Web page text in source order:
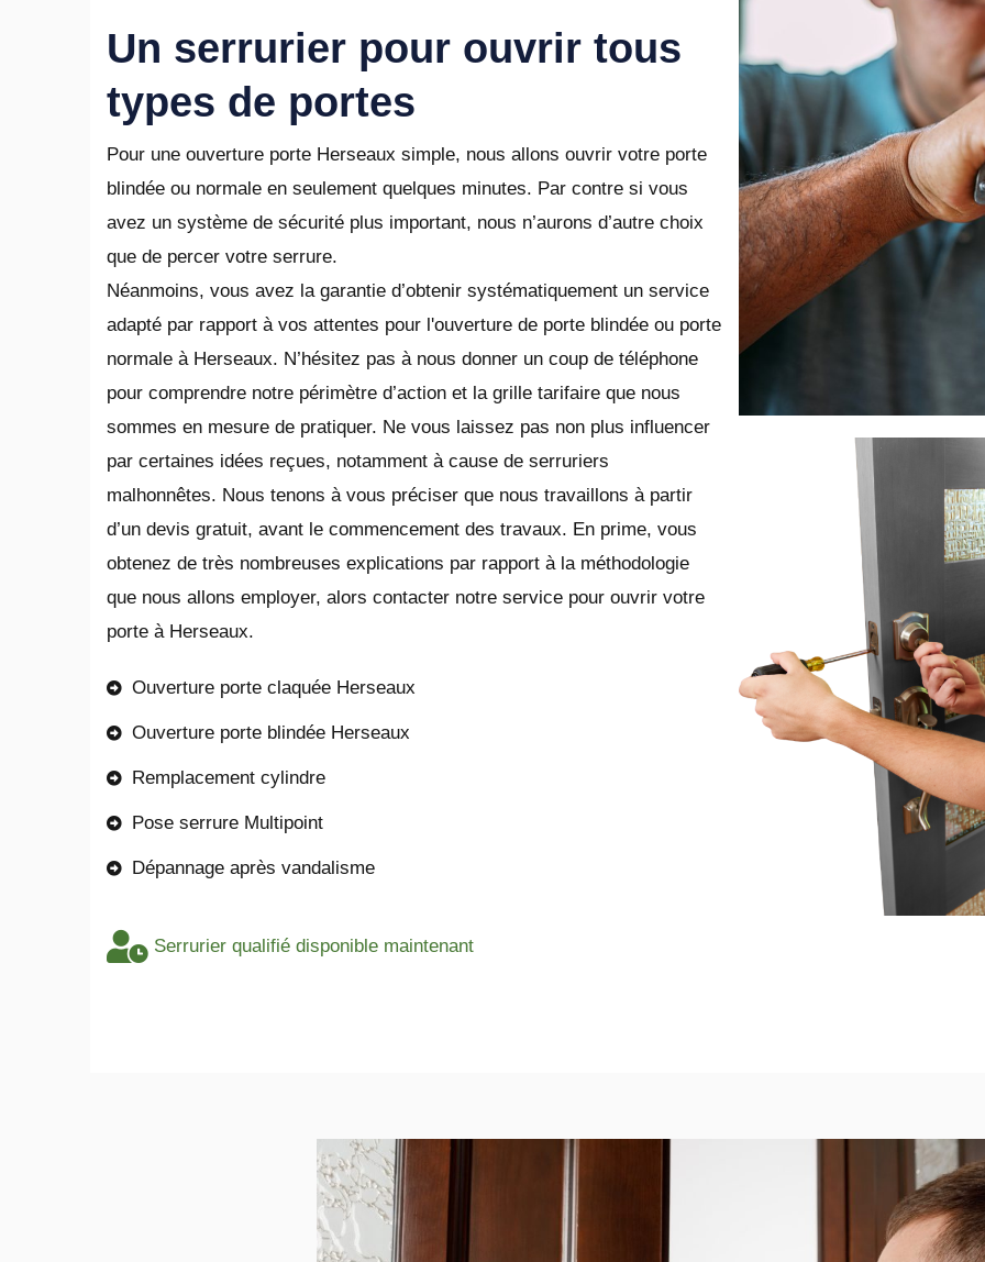
Un serrurier pour ouvrir tous
types de portes
Pour une ouverture porte Herseaux simple, nous allons ouvrir votre porte
blindée ou normale en seulement quelques minutes. Par contre si vous
avez un système de sécurité plus important, nous n’aurons d’autre choix
que de percer votre serrure.
Néanmoins, vous avez la garantie d’obtenir systématiquement un service
adapté par rapport à vos attentes pour l'ouverture de porte blindée ou porte
normale à Herseaux. N’hésitez pas à nous donner un coup de téléphone
pour comprendre notre périmètre d’action et la grille tarifaire que nous
sommes en mesure de pratiquer. Ne vous laissez pas non plus influencer
par certaines idées reçues, notamment à cause de serruriers
malhonnêtes. Nous tenons à vous préciser que nous travaillons à partir
d’un devis gratuit, avant le commencement des travaux. En prime, vous
obtenez de très nombreuses explications par rapport à la méthodologie
que nous allons employer, alors contacter notre service pour ouvrir votre
porte à Herseaux.
Ouverture porte claquée Herseaux
Ouverture porte blindée Herseaux
Remplacement cylindre
Pose serrure Multipoint
Dépannage après vandalisme
Serrurier qualifié disponible maintenant